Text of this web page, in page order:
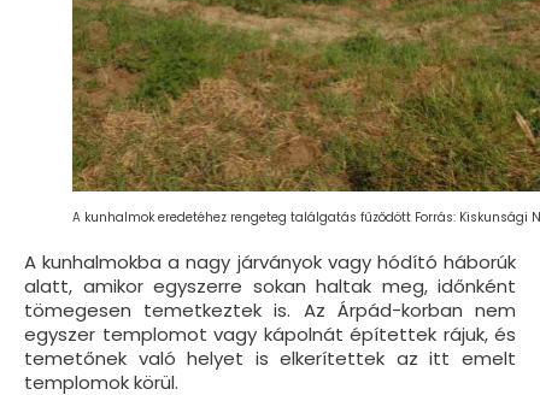
A kunhalmok eredetéhez rengeteg találgatás fűződött Forrás: Kiskunsági
A kunhalmokba a nagy járványok vagy hódító háborúk
alatt, amikor egyszerre sokan haltak meg, időnként
tömegesen temetkeztek is. Az Árpád-korban nem
egyszer templomot vagy kápolnát építettek rájuk, és
temetőnek való helyet is elkerítettek az itt emelt
templomok körül.